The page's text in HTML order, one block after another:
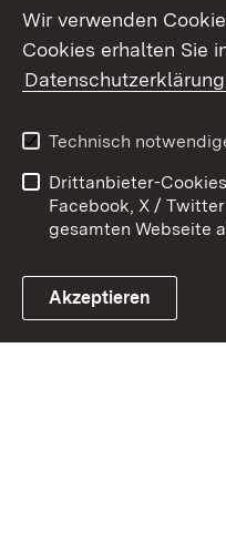
Link zum Landesportal
Kontakt
Impressum
Wir verwenden
Cookies erhalten Sie
Datenschutzerklärung
Technisch
Drittanbieter-
Facebook, X /
gesamten Webseite
Akzeptieren